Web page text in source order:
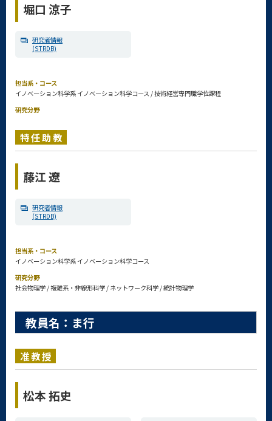
堀口 涼子
研究者情報
(STRDB)
担当系・コース
イノベーション科学系 イノベーション科学コース / 技術経営専門職学位課程
研究分野
特任助教
藤江 遼
研究者情報
(STRDB)
担当系・コース
イノベーション科学系 イノベーション科学コース
研究分野
社会物理学 / 複雑系・非線形科学 / ネットワーク科学 / 統計物理学
教員名：ま行
准教授
松本 拓史